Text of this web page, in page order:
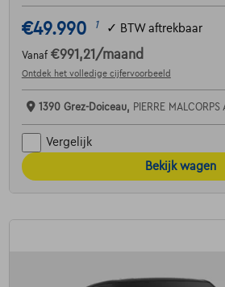
€49.990 1 ✓ BTW aftrekbaar
Vanaf €991,21 /maand
Ontdek het volledige cijfervoorbeeld
1390 Grez-Doiceau, PIERRE MALCORPS
Vergelijk
Bekijk wagen